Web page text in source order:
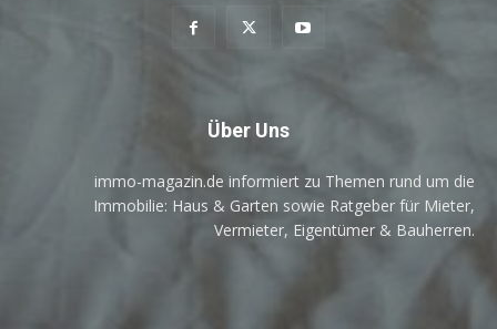
Über Uns
immo-magazin.de informiert zu Themen rund um die
Immobilie: Haus & Garten sowie Ratgeber für Mieter,
Vermieter, Eigentümer & Bauherren.